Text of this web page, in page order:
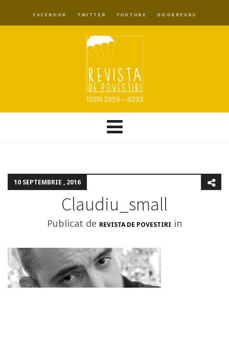
FACEBOOK TWITTER YOUTUBE GOODREADS
10 SEPTEMBRIE , 2016
Claudiu_small
Publicat de REVISTA DE POVESTIRI in